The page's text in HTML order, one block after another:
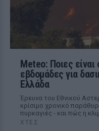
Meteo: Ποιες είναι
εβδομάδες για
Ελλάδα
Έρευνα του Εθνικού
κρίσιμο χρονικό
πυρκαγιές - και πώς η
ΧΤΕΣ